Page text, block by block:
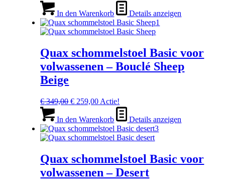
war:
€ 349,00
ist:
€ 269,00.
In den Warenkorb Details anzeigen
Quax schommelstoel Basic voor
volwassenen – Bouclé Sheep
Beige
€349,00 Ursprünglicher
war:
€ 349,00
€ 259,00Aktueller
ist:
€ 259,00.
Actie!
In den Warenkorb Details anzeigen
Quax schommelstoel Basic voor
volwassenen – Desert